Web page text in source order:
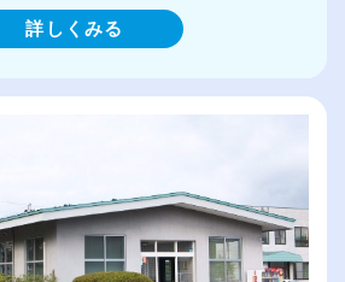
詳しくみる